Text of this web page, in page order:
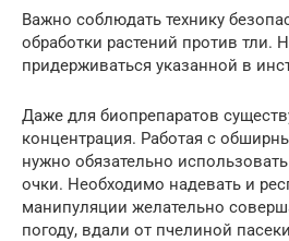
Важно соблюдать технику
обработки растений против тли.
придерживаться указанной в
Даже для биопрепаратов
концентрация. Работая с
нужно обязательно
очки. Необходимо надевать и
манипуляции желательно
погоду, вдали от пчелиной